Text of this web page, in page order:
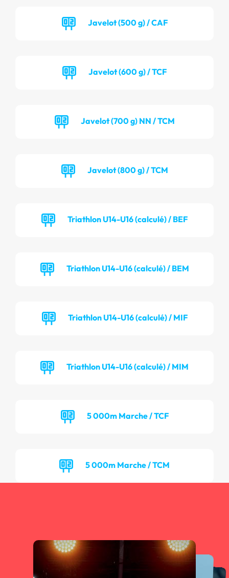
Javelot (500 g) / CAF
Javelot (600 g) / TCF
Javelot (700 g) NN / TCM
Javelot (800 g) / TCM
Triathlon U14-U16 (calculé) / BEF
Triathlon U14-U16 (calculé) / BEM
Triathlon U14-U16 (calculé) / MIF
Triathlon U14-U16 (calculé) / MIM
5 000m Marche / TCF
5 000m Marche / TCM